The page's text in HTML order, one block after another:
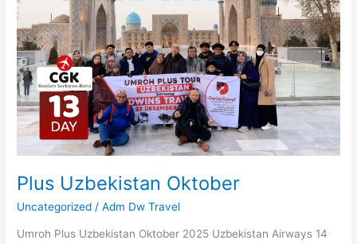
Plus Uzbekistan Oktober
Uncategorized /Adm Dw Travel
Umroh Plus Uzbekistan Oktober 2025 Uzbekistan Airways 14